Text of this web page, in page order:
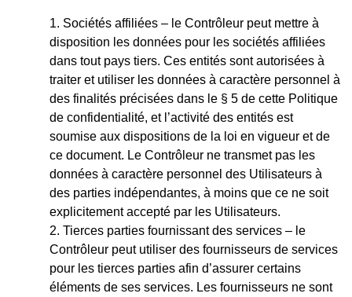
Sociétés affiliées – le Contrôleur peut mettre à
disposition les données pour les sociétés affiliées
dans tout pays tiers. Ces entités sont autorisées à
traiter et utiliser les données à caractère personnel à
des finalités précisées dans le § 5 de cette Politique
de confidentialité, et l’activité des entités est
soumise aux dispositions de la loi en vigueur et de
ce document. Le Contrôleur ne transmet pas les
données à caractère personnel des Utilisateurs à
des parties indépendantes, à moins que ce ne soit
explicitement accepté par les Utilisateurs.
Tierces parties fournissant des services – le
Contrôleur peut utiliser des fournisseurs de services
pour les tierces parties afin d’assurer certains
éléments de ses services. Les fournisseurs ne sont